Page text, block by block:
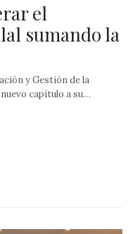
el
sumando la
y Gestión de la
capítulo a su…